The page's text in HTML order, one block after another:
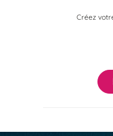
Créez